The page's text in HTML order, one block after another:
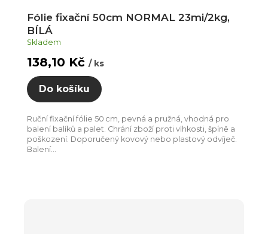
Fólie fixační 50cm NORMAL 23mi/2kg,
BÍLÁ
Skladem
138,10 Kč / ks
Do košíku
Ruční fixační fólie 50 cm, pevná a pružná, vhodná pro
balení balíků a palet. Chrání zboží proti vlhkosti, špíně a
poškození. Doporučený kovový nebo plastový odvíječ.
Balení...